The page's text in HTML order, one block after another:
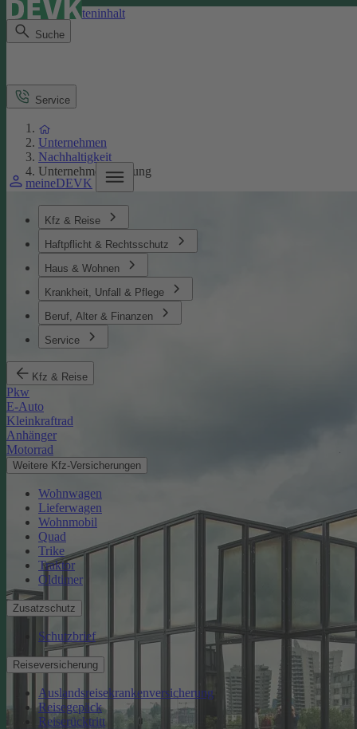
Direkt zum Seiteninhalt
Suche
meineDEVK
Kfz & Reise
Haftpflicht & Rechtsschutz
Haus & Wohnen
Krankheit, Unfall & Pflege
Beruf, Alter & Finanzen
Service
Kfz & Reise
Pkw
E-Auto
Kleinkraftrad
Anhänger
Motorrad
Weitere Kfz-Versicherungen
Wohnwagen
Lieferwagen
Wohnmobil
Quad
Trike
Traktor
Oldtimer
Zusatzschutz
Schutzbrief
Reiseversicherung
Auslandsreisekrankenversicherung
Reisegepäck
Reiserücktritt
Service
Unternehmen
Nachhaltigkeit
Unternehmensführung